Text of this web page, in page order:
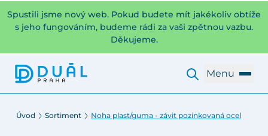
Spustili jsme nový web. Pokud budete mít jakékoliv obtíže
s jeho fungováním, budeme rádi za vaši zpětnou vazbu.
Děkujeme.
Menu
Úvod Sortiment Noha plast/guma - závit pozinkovaná ocel